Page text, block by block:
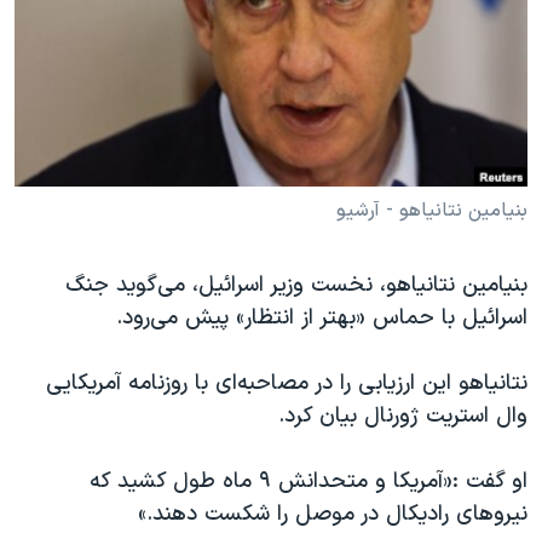
فرهنگ و زندگی
حقوق شهروندی
اقتصادی
علم و فناوری
آرشیو پخش زنده
مستندها
انتخابات ریاست جمهوری آمریکا ۲۰۲۴
حمله جمهوری اسلامی به اسرائیل
ورزش زنان در ایران
مجموعه مستندهای دادخواهی
تریبونال مردمی آبان ۹۸
دادگاه حمید نوری
چهل سال گروگان‌گیری
اعتراضات مردمی آبان ۹۸
دنبال کنید
زبانهای مختلف
بنیامین نتانیاهو - آرشیو
بنیامین نتانیاهو، نخست وزیر اسرائيل، می‌گوید جنگ
اسرائيل با حماس «بهتر از انتظار» پیش می‌رود.
نتانیاهو این ارزیابی را در مصاحبه‌ای با روزنامه آمریکایی
وال استریت ژورنال بیان کرد.
او گفت :«آمریکا و متحدانش ۹ ماه طول کشید که
نیروهای رادیکال در موصل را شکست دهند.»